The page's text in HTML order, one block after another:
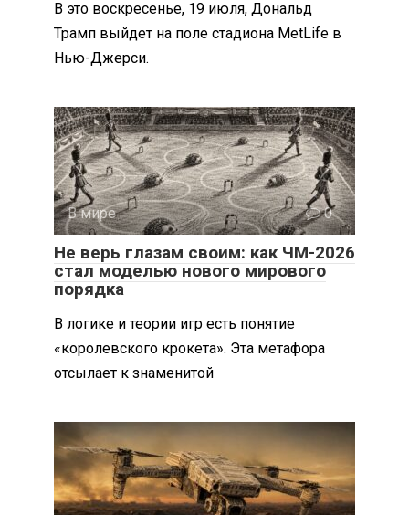
В это воскресенье, 19 июля, Дональд
Трамп выйдет на поле стадиона MetLife в
Нью-Джерси.
В мире 0
Не верь глазам своим: как ЧМ-2026
стал моделью нового мирового
порядка
В логике и теории игр есть понятие
«королевского крокета». Эта метафора
отсылает к знаменитой